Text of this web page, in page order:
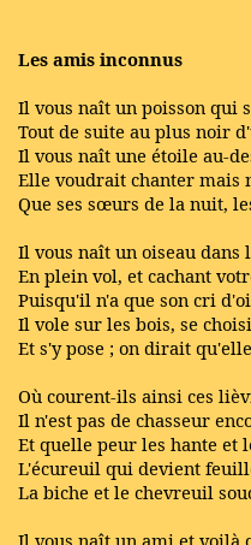
Les amis inconnus
Il vous naît un poisson qui
Tout de suite au plus noir
Il vous naît une étoile au-
Elle voudrait chanter mais
Que ses sœurs de la nuit,
Il vous naît un oiseau dans
En plein vol, et cachant
Puisqu'il n'a que son cri
Il vole sur les bois, se
Et s'y pose ; on dirait
Où courent-ils ainsi ces
Il n'est pas de chasseur
Et quelle peur les hante et
L'écureuil qui devient
La biche et le chevreuil
Il vous naît un ami et voilà